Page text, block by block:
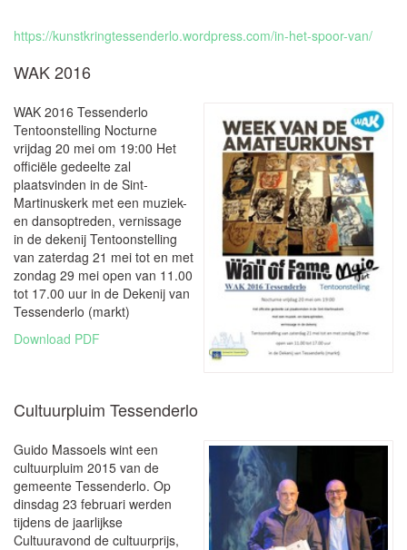
https://kunstkringtessenderlo.wordpress.com/in-het-spoor-van/
WAK 2016
WAK 2016 Tessenderlo
Tentoonstelling Nocturne
vrijdag 20 mei om 19:00 Het
officiële gedeelte zal
plaatsvinden in de Sint-
Martinuskerk met een muziek-
en dansoptreden, vernissage
in de dekenij Tentoonstelling
van zaterdag 21 mei tot en met
zondag 29 mei open van 11.00
tot 17.00 uur in de Dekenij van
Tessenderlo (markt)
Download PDF
Cultuurpluim Tessenderlo
Guido Massoels wint een
cultuurpluim 2015 van de
gemeente Tessenderlo. Op
dinsdag 23 februari werden
tijdens de jaarlijkse
Cultuuravond de cultuurprijs,